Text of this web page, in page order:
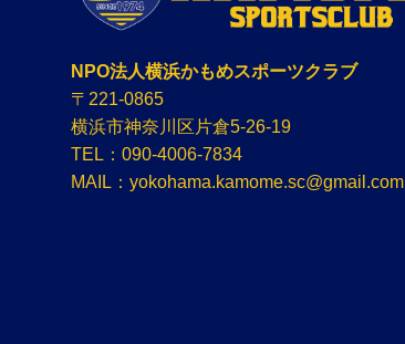
NPO法人横浜かもめスポーツクラブ
〒221-0865
横浜市神奈川区片倉5-26-19
TEL：090-4006-7834
MAIL：yokohama.kamome.sc@gmail.com